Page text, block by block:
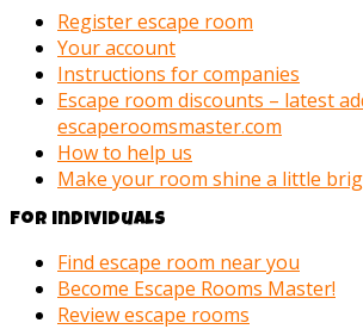
Register escape room
Your account
Instructions for companies
Escape room discounts – latest
escaperoomsmaster.com
How to help us
Make your room shine a little
For individuals
Find escape room near you
Become Escape Rooms Master!
Review escape rooms